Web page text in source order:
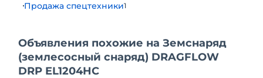
Продажа спецтехники1
Объявления похожие на Земснаряд
(землесосный снаряд) DRAGFLOW
DRP EL1204HC